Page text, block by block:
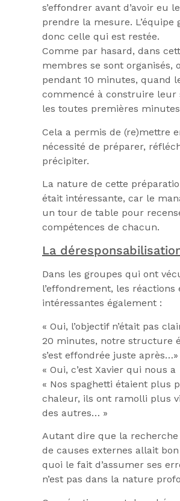
s’effondrer avant d’avoir eu
prendre la mesure. L’équipe
donc celle qui est restée.
Comme par hasard, dans
membres se sont organisés,
pendant 10 minutes, quand
commencé à construire
les toutes premières
Cela a permis de (re)mettre
nécessité de préparer,
précipiter.
La nature de cette
était intéressante, car le
un tour de table pour
compétences de chacun.
La
Dans les groupes qui ont
l’effondrement, les réactions
intéressantes également :
« Oui, l’objectif n’était pas
20 minutes, notre structure
s’est effondrée juste après…»
« Oui, c’est Xavier qui nous
« Nos spaghetti étaient plus
chaleur, ils ont ramolli plus
des autres… »
Autant dire que la
de causes externes allait
quoi le fait d’assumer ses
n’est pas dans la nature